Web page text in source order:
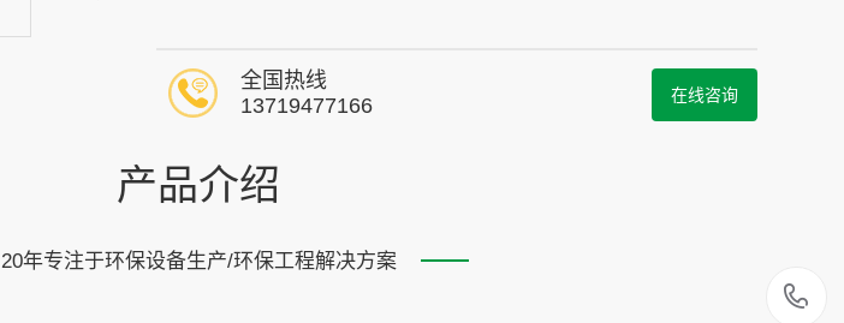
在线咨询
全国热线
13719477166
产品介绍
20年专注于环保设备生产/环保工程解决方案